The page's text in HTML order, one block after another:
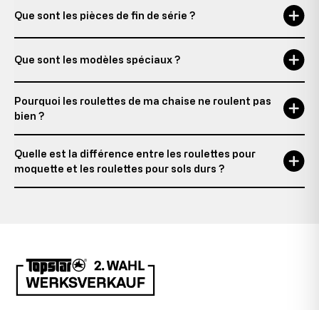
Que sont les pièces de fin de série ?
Que sont les modèles spéciaux ?
Pourquoi les roulettes de ma chaise ne roulent pas
bien ?
Quelle est la différence entre les roulettes pour
moquette et les roulettes pour sols durs ?